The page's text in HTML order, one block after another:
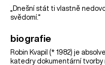
„Dnešní stát ti vlastně
svědomí.“
biografie
Robin Kvapil (* 1982) je
katedry dokumentární tvorby